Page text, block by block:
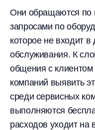
Они обращаются по
запросами по
которое не входит в
обслуживания. К
общения с
компаний выявить
среди сервисных
выполняются
расходов уходит на